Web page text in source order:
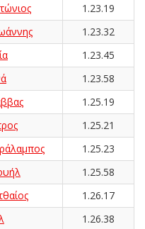
1.23.19
1.23.32
1.23.45
1.23.58
1.25.19
1.25.21
1.25.23
1.25.58
1.26.17
1.26.38